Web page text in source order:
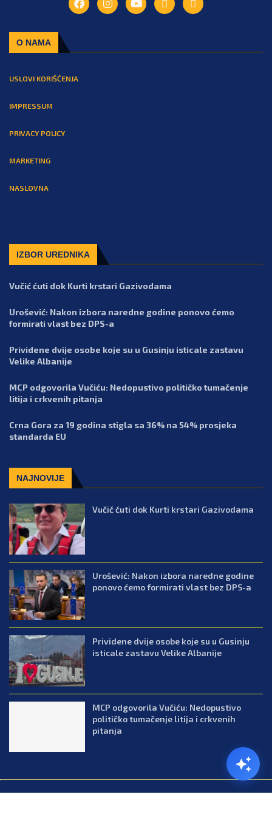
O NAMA
USLOVI KORIŠĆENJA
IMPRESSUM
PRIVACY POLICY
MARKETING
NASLOVNA
IZBOR UREDNIKA
Vučić ćuti dok Kurti krstari Gazivodama
Urošević: Nakon izbora naredne godine ponovo ćemo
formirati vlast bez DPS-a
Prividene dvije osobe koje su u Gusinju isticale zastavu
Velike Albanije
MCP odgovorila Vučiću: Nedopustivo političko tumačenje
litija i crkvenih pitanja
Crna Gora za 19 godina stigla sa 36% na 54% prosjeka
standarda EU
NAJNOVIJE
Vučić ćuti dok Kurti krstari Gazivodama
Urošević: Nakon izbora naredne godine
ponovo ćemo formirati vlast bez DPS-a
Prividene dvije osobe koje su u Gusinju
isticale zastavu Velike Albanije
MCP odgovorila Vučiću: Nedopustivo
političko tumačenje litija i crkvenih
pitanja